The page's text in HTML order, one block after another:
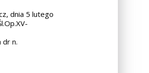
dnia 5 lutego
08
dr n.
.....